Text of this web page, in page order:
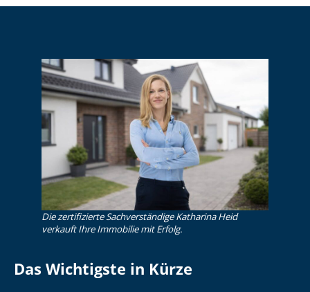
Die zertifizierte Sachverständige Katharina Heid
verkauft Ihre Immobilie mit Erfolg.
Das Wichtigste in Kürze